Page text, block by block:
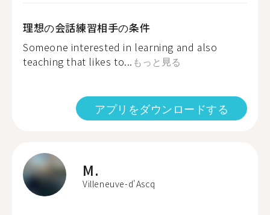
理想の会話練習相手の条件
Someone interested in learning and also
teaching that likes to... もっと見る
アプリをダウンロードする
M.
Villeneuve-d'Ascq